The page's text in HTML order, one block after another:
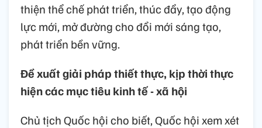
thiện thể chế phát triển, thúc đẩy, tạo động
lực mới, mở đường cho đổi mới sáng tạo,
phát triển bền vững.
Đề xuất giải pháp thiết thực, kịp thời thực
hiện các mục tiêu kinh tế - xã hội
Chủ tịch Quốc hội cho biết, Quốc hội xem xét